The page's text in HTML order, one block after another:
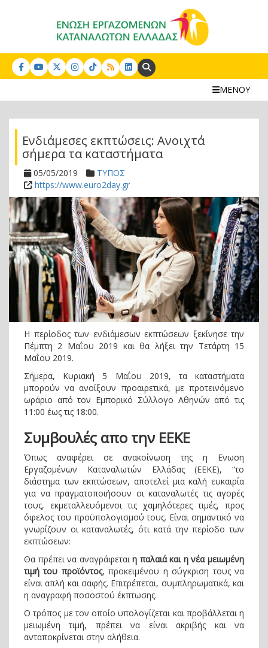
Search:
ΜΕΝΟΥ
Ενδιάμεσες εκπτώσεις: Aνοιχτά
σήμερα τα καταστήματα
05/05/2019
ΤΥΠΟΣ
https://www.euro2day.gr
Η περίοδος των ενδιάμεσων εκπτώσεων ξεκίνησε την
Πέμπτη 2 Μαΐου 2019 και θα λήξει την Τετάρτη 15
Μαΐου 2019.
Σήμερα, Κυριακή 5 Μαΐου 2019, τα καταστήματα
μπορούν να ανοίξουν προαιρετικά, με προτεινόμενο
ωράριο από τον Εμπορικό Σύλλογο Αθηνών από τις
11:00 έως τις 18:00.
Συμβουλές απο την ΕΕΚΕ
Όπως αναφέρει σε ανακοίνωση της η Ενωση
Εργαζομένων Καταναλωτών Ελλάδας (ΕΕΚΕ), “το
διάστημα των εκπτώσεων, αποτελεί μια καλή ευκαιρία
για να πραγματοποιήσουν οι καταναλωτές τις αγορές
τους, εκμεταλλευόμενοι τις χαμηλότερες τιμές, προς
όφελος του προϋπολογισμού τους. Είναι σημαντικό να
γνωρίζουν οι καταναλωτές, ότι κατά την περίοδο των
εκπτώσεων:
Θα πρέπει να αναγράφεταιη παλαιά και η νέα μειωμένη
τιμή του προϊόντος, προκειμένου η σύγκριση τους να
είναι απλή και σαφής. Επιτρέπεται, συμπληρωματικά, και
η αναγραφή ποσοστού έκπτωσης.
Ο τρόπος με τον οποίο υπολογίζεται και προβάλλεται η
μειωμένη τιμή, πρέπει να είναι ακριβής και να
ανταποκρίνεται στην αλήθεια.